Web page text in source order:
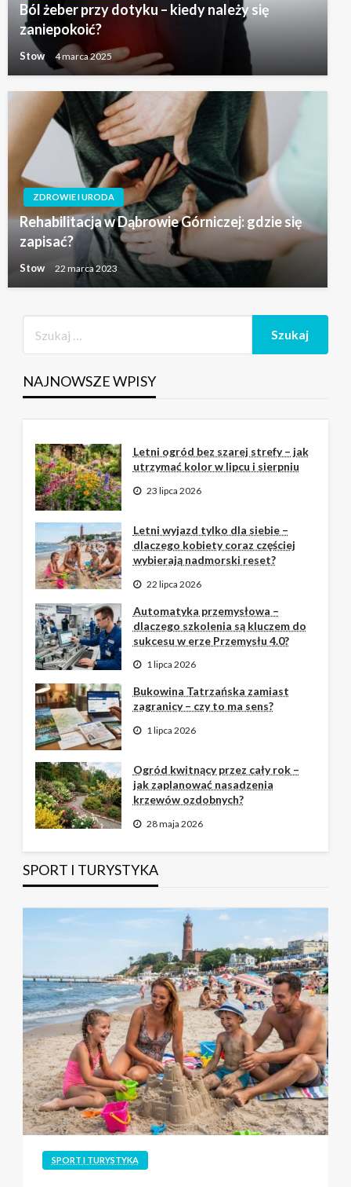
Ból żeber przy dotyku – kiedy należy się
zaniepokoić?
Stow 4 marca 2025
ZDROWIE I URODA
Rehabilitacja w Dąbrowie Górniczej: gdzie się
zapisać?
Stow 22 marca 2023
NAJNOWSZE WPISY
Letni ogród bez szarej strefy – jak
utrzymać kolor w lipcu i sierpniu
23 lipca 2026
Letni wyjazd tylko dla siebie –
dlaczego kobiety coraz częściej
wybierają nadmorski reset?
22 lipca 2026
Automatyka przemysłowa –
dlaczego szkolenia są kluczem do
sukcesu w erze Przemysłu 4.0?
1 lipca 2026
Bukowina Tatrzańska zamiast
zagranicy – czy to ma sens?
1 lipca 2026
Ogród kwitnący przez cały rok –
jak zaplanować nasadzenia
krzewów ozdobnych?
28 maja 2026
SPORT I TURYSTYKA
SPORT I TURYSTYKA